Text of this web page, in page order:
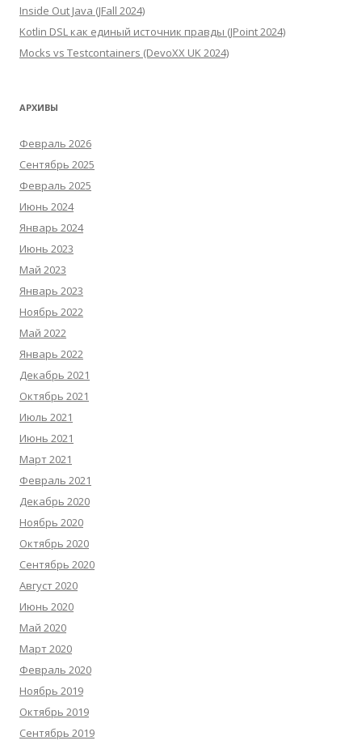
Inside Out Java (JFall 2024)
Kotlin DSL как единый источник правды (JPoint 2024)
Mocks vs Testcontainers (DevoXX UK 2024)
АРХИВЫ
Февраль 2026
Сентябрь 2025
Февраль 2025
Июнь 2024
Январь 2024
Июнь 2023
Май 2023
Январь 2023
Ноябрь 2022
Май 2022
Январь 2022
Декабрь 2021
Октябрь 2021
Июль 2021
Июнь 2021
Март 2021
Февраль 2021
Декабрь 2020
Ноябрь 2020
Октябрь 2020
Сентябрь 2020
Август 2020
Июнь 2020
Май 2020
Март 2020
Февраль 2020
Ноябрь 2019
Октябрь 2019
Сентябрь 2019